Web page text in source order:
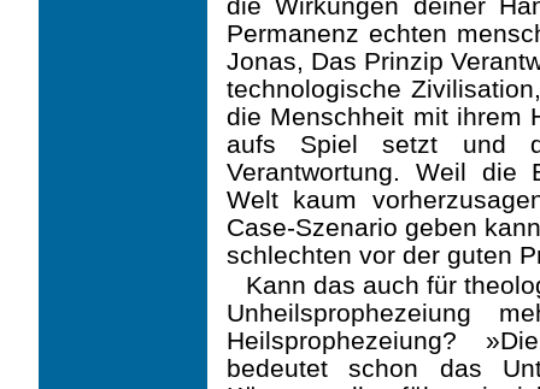
Permanenz echten
Jonas, Das Prinzip
technologische
die Menschheit mit ihrem
aufs Spiel setzt und
Verantwortung. Weil die
Welt kaum
Case-Szenario geben
schlechten vor der guten
Kann das auch für
Unheilsprophezeiung
Heilsprophezeiung?
bedeutet schon das